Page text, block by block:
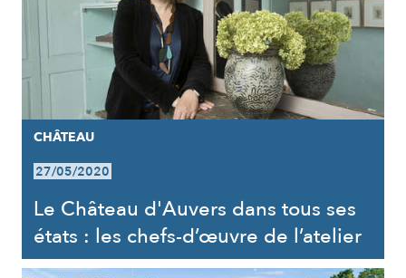
CHÂTEAU
27/05/2020
Le Château d'Auvers dans tous ses
états : les chefs-d’œuvre de l’atelier